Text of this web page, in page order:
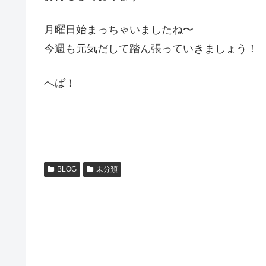
月曜日始まっちゃいましたね〜
今週も元気だして踏ん張っていきましょう！
へば！
BLOG 未分類